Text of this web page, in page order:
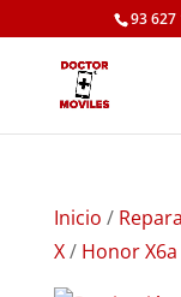
93 627
Inicio /
X/ Honor X6a